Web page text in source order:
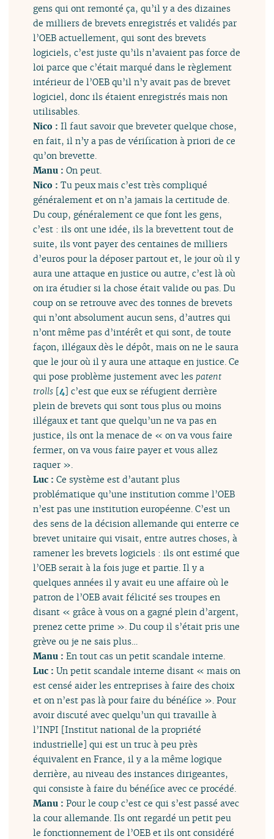
gens qui ont remonté ça, qu’il y a des dizaines
de milliers de brevets enregistrés et validés par
l’OEB actuellement, qui sont des brevets
logiciels, c’est juste qu’ils n’avaient pas force de
loi parce que c’était marqué dans le règlement
intérieur de l’OEB qu’il n’y avait pas de brevet
logiciel, donc ils étaient enregistrés mais non
utilisables.
Nico :Il faut savoir que breveter quelque chose,
en fait, il n’y a pas de vérification à priori de ce
qu’on brevette.
Manu :On peut.
Nico :Tu peux mais c’est très compliqué
généralement et on n’a jamais la certitude de.
Du coup, généralement ce que font les gens,
c’est : ils ont une idée, ils la brevettent tout de
suite, ils vont payer des centaines de milliers
d’euros pour la déposer partout et, le jour où il y
aura une attaque en justice ou autre, c’est là où
on ira étudier si la chose était valide ou pas. Du
coup on se retrouve avec des tonnes de brevets
qui n’ont absolument aucun sens, d’autres qui
n’ont même pas d’intérêt et qui sont, de toute
façon, illégaux dès le dépôt, mais on ne le saura
que le jour où il y aura une attaque en justice. Ce
qui pose problème justement avec les patent
trolls [4] c’est que eux se réfugient derrière
plein de brevets qui sont tous plus ou moins
illégaux et tant que quelqu’un ne va pas en
justice, ils ont la menace de « on va vous faire
fermer, on va vous faire payer et vous allez
raquer ».
Luc :Ce système est d’autant plus
problématique qu’une institution comme l’OEB
n’est pas une institution européenne. C’est un
des sens de la décision allemande qui enterre ce
brevet unitaire qui visait, entre autres choses, à
ramener les brevets logiciels : ils ont estimé que
l’OEB serait à la fois juge et partie. Il y a
quelques années il y avait eu une affaire où le
patron de l’OEB avait félicité ses troupes en
disant « grâce à vous on a gagné plein d’argent,
prenez cette prime ». Du coup il s’était pris une
grève ou je ne sais plus…
Manu :En tout cas un petit scandale interne.
Luc :Un petit scandale interne disant « mais on
est censé aider les entreprises à faire des choix
et on n’est pas là pour faire du bénéfice ». Pour
avoir discuté avec quelqu’un qui travaille à
l’INPI [Institut national de la propriété
industrielle] qui est un truc à peu près
équivalent en France, il y a la même logique
derrière, au niveau des instances dirigeantes,
qui consiste à faire du bénéfice avec ce procédé.
Manu :Pour le coup c’est ce qui s’est passé avec
la cour allemande. Ils ont regardé un petit peu
le fonctionnement de l’OEB et ils ont considéré